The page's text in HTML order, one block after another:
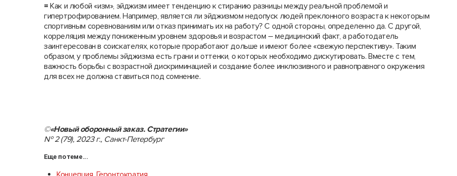
= Как и любой «изм», эйджизм имеет тенденцию к стиранию разницы между реальной проблемой и
гипертрофированием. Например, является ли эйджизмом недопуск людей преклонного возраста к некоторым
спортивным соревнованиям или отказ принимать их на работу? С одной стороны, определенно да. С другой,
корреляция между пониженным уровнем здоровья и возрастом – медицинский факт, а работодатель
заинтересован в соискателях, которые проработают дольше и имеют более «свежую перспективу». Таким
образом, у проблемы эйджизма есть грани и оттенки, о которых необходимо дискутировать. Вместе с тем,
важность борьбы с возрастной дискриминацией и создание более инклюзивного и равноправного окружения
для всех не должна ставиться под сомнение.
©«Новый оборонный заказ. Стратегии»
№ 2 (79), 2023 г., Санкт-Петербург
Еще по теме...